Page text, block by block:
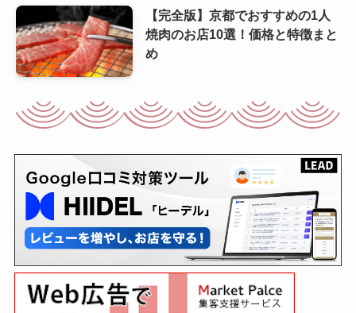
【完全版】京都でおすすめの1人
焼肉のお店10選！価格と特徴まと
め